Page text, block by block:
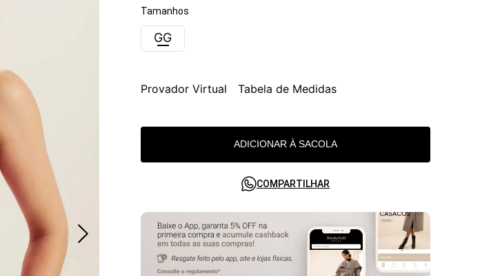
Tamanhos
GG
Provador Virtual Tabela de Medidas
ADICIONAR À SACOLA
COMPARTILHAR